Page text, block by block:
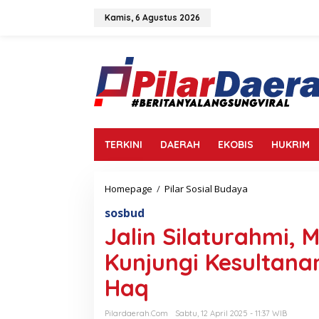
Kamis, 6 Agustus 2026
TERKINI DAERAH EKOBIS HUKRIM
Homepage / Pilar Sosial Budaya
n
i
sosbud
Jalin Silaturahmi,
Kunjungi
Haq
Pilardaerah.com
Sabtu, 12 April 2025 - 11:37 WIB